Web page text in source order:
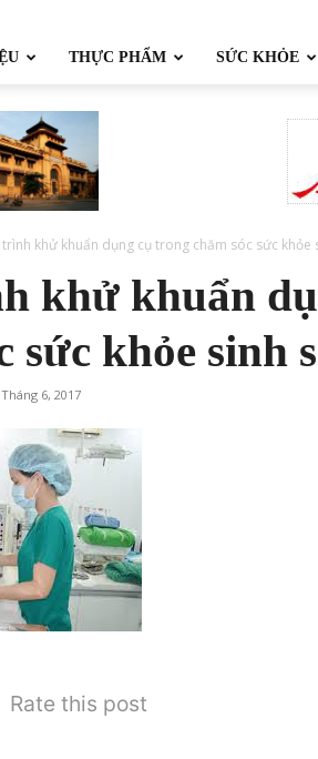
THỰC PHẨM SỨC KHỎE
trình khử khuẩn dụng cụ trong chăm sóc sức khỏe
khử khuẩn
sức khỏe sinh
6, 2017
Rate this post